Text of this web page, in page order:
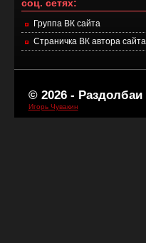
соц. сетях:
Группа ВК сайта
Страничка ВК автора сайта
© 2026 - Раздолбаи
Игорь Чувакин